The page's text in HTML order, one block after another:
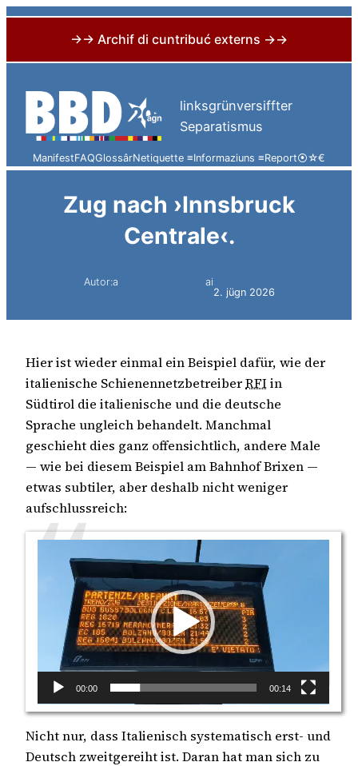
→→ Archif di cuntribuć externs →→
content
linksgrünversiffter
Separatismus
ManifestFAQGlossârNetiquette ≡Informaziuns ≡Report⦿☆€
Zug nach ›Innsbruck
Centrale‹.
Autor:a
ai
2. jügn 2026
Hier ist wieder einmal ein Beispiel dafür, wie der
italienische SchienennetzbetreiberRFI in
Südtirol die italienische und die deutsche
Sprache ungleich behandelt. Manchmal
geschieht dies ganz offensichtlich, andere Male
— wie bei diesem Beispiel am Bahnhof Brixen —
etwas subtiler, aber deshalb nicht weniger
aufschlussreich:
Player
00:00 00:14
Nicht nur, dass Italienisch systematisch erst- und
Deutsch zweitgereiht ist. Daran hat man sich zu